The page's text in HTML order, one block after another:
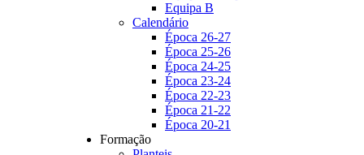
Equipa B
Calendário
Época 26-27
Época 25-26
Época 24-25
Época 23-24
Época 22-23
Época 21-22
Época 20-21
Formação